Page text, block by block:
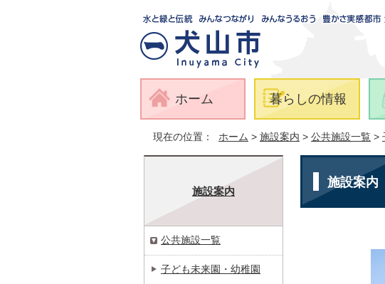
ホーム 暮らしの情報
現在の位置： ホーム > 施設案内 > 公共施設一覧 >
施設案内
施設案内
公共施設一覧
子ども未来園・幼稚園